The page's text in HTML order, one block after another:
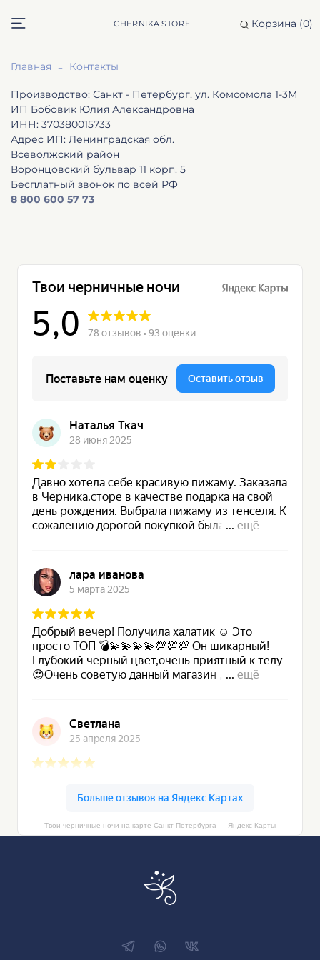
CHERNIKA STORE Корзина (0)
Главная Контакты
Производство: Санкт - Петербург, ул. Комсомола 1-3М
ИП Бобовик Юлия Александровна
ИНН: 370380015733
Адрес ИП: Ленинградская обл.
Всеволжский район
Воронцовский бульвар 11 корп. 5
Бесплатный звонок по всей РФ
8 800 600 57 73
Твои черничные ночи на карте Санкт‑Петербурга — Яндекс Карты